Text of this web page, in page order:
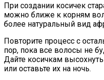
При создании косичек
можно ближе к корням
более натуральный вид
Повторите процесс с
пор, пока все волосы не
Дайте косичкам
или оставьте их на ночь.